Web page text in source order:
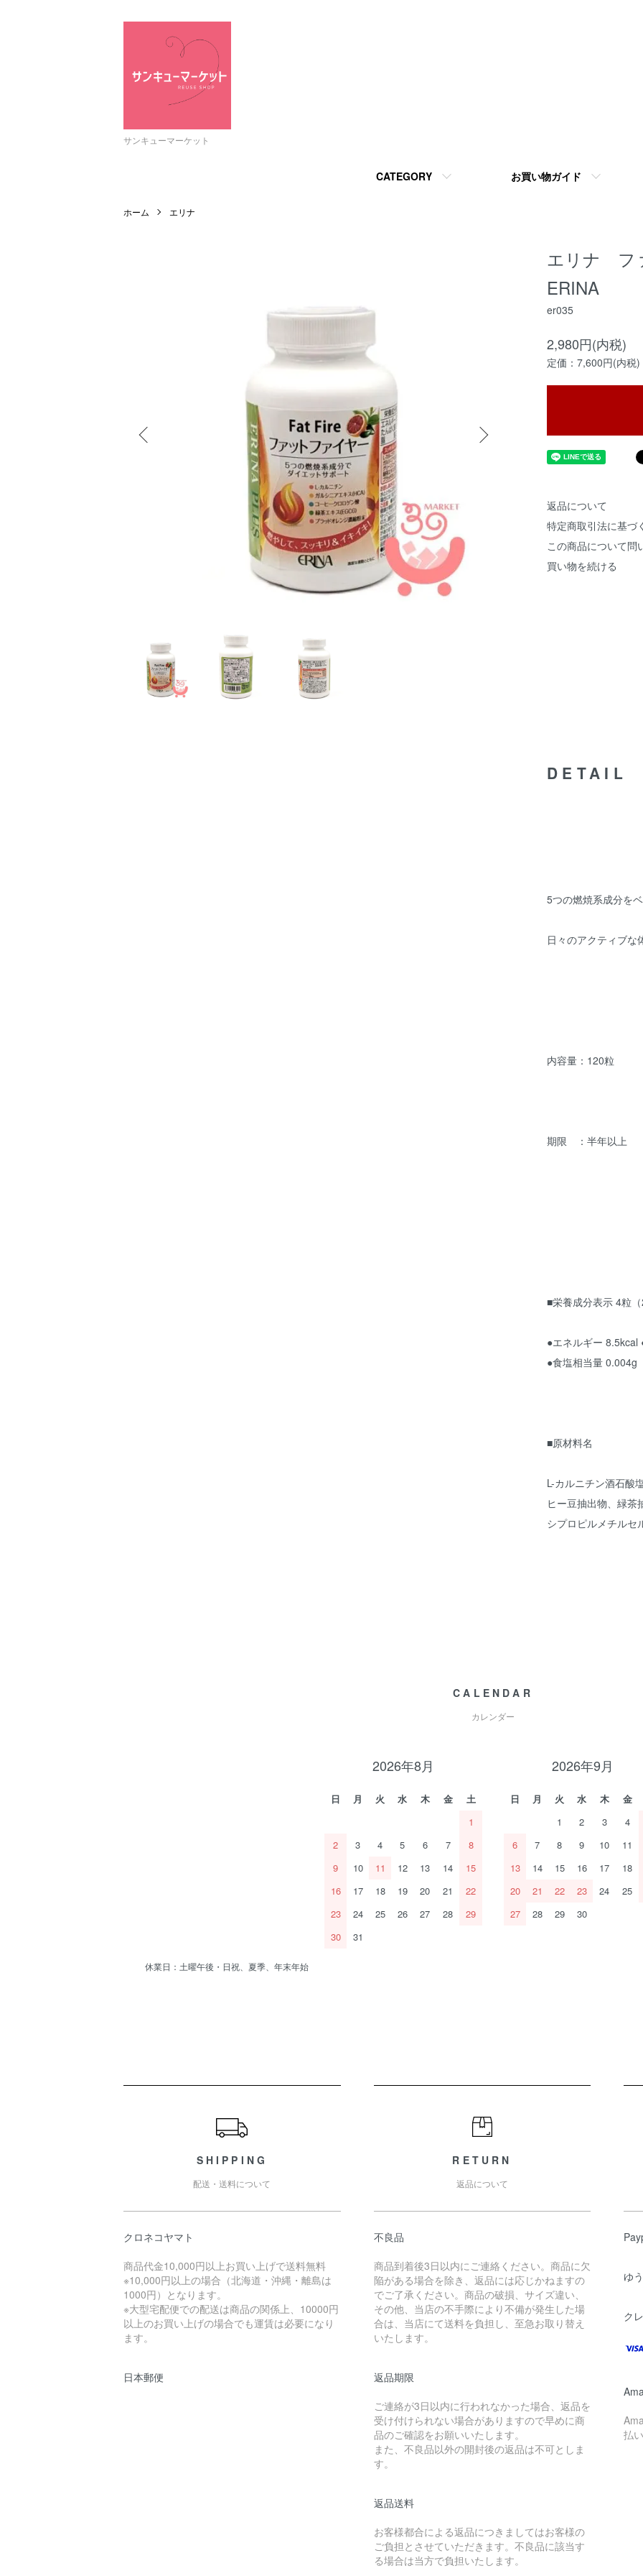
サンキューマーケット
CATEGORY お買い物ガイド
ホーム エリナ
エリナ フ
ERINA
er035
2,980円(内税)
定価：7,600円(内税)
返品について
特定商取引法に基づ
この商品について問
買い物を続ける
DETAIL
5つの燃焼系成分を
日々のアクティブな
内容量：120粒
期限 ：半年以上
■栄養成分表示 4粒
●エネルギー 8.5kcal
●食塩相当量 0.004g
■原材料名
L-カルニチン酒石酸
ヒー豆抽出物、緑茶
シプロピルメチルセ
CALENDAR
カレンダー
2026年8月
日 月 火 水 木 金
土
1
2
3 4 5 6 7
8
9
10 11 12 13 14
15
16
17 18 19 20 21
22
23
24 25 26 27 28
29
30
31
2026年9月
日 月 火 水 木 金
1
2 3 4
6
7 8 9 10 11
13
14 15 16 17 18
20
21 22 23 24 25
27
28 29 30
休業日：土曜午後・日祝、夏季、年末年始
SHIPPING
配送・送料について
クロネコヤマト
商品代金10,000円以上お買い上げで送料無料
※10,000円以上の場合（北海道・沖縄・離島は
1000円）となります。
※大型宅配便での配送は商品の関係上、10000円
以上のお買い上げの場合でも運賃は必要になり
ます。
日本郵便
RETURN
返品について
不良品
商品到着後3日以内にご連絡ください。商品に欠
陥がある場合を除き、返品には応じかねますの
でご了承ください。商品の破損、サイズ違い、
その他、当店の不手際により不備が発生した場
合は、当店にて送料を負担し、至急お取り替え
いたします。
返品期限
ご連絡が3日以内に行われなかった場合、返品を
受け付けられない場合がありますので早めに商
品のご確認をお願いいたします。
また、不良品以外の開封後の返品は不可としま
す。
返品送料
お客様都合による返品につきましてはお客様の
ご負担とさせていただきます。不良品に該当す
る場合は当方で負担いたします。
ゆ
ク
払